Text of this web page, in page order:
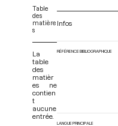
Table
des
matière
s
La
table
des
matièr
es ne
contien
t
aucune
entrée.
Infos
RÉFÉRENCE BIBLIOGRAPHIQUE
LANGUE PRINCIPALE